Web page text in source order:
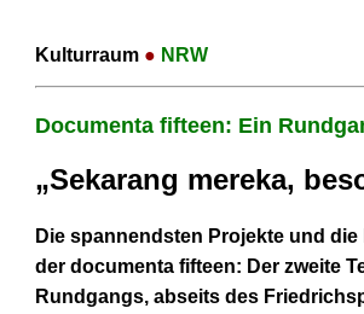
Kulturraum ● NRW
Documenta fifteen: Ein
„Sekarang mereka,
Die spannendsten Projekte und
der documenta fifteen: Der zweite
Rundgangs, abseits des